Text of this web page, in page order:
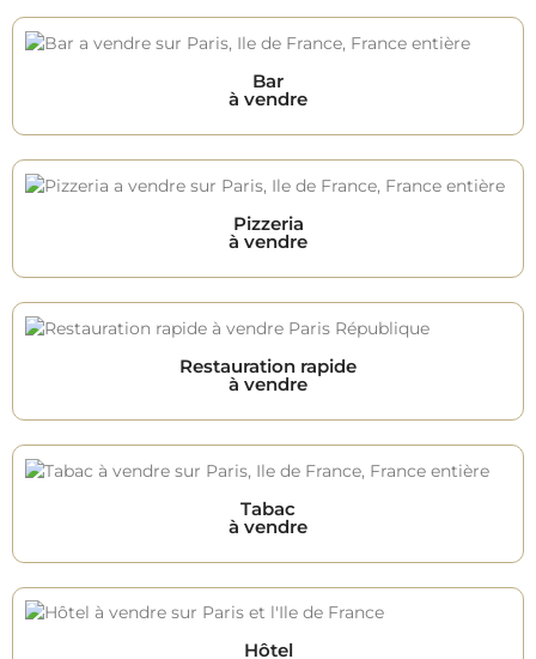
Bar
à vendre
Pizzeria
à vendre
Restauration rapide
à vendre
Tabac
à vendre
Hôtel